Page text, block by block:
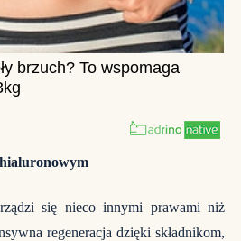
się nieco innymi prawami niż
regeneracja dzięki składnikom,